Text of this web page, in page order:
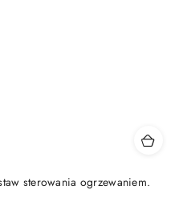
sterowania ogrzewaniem.